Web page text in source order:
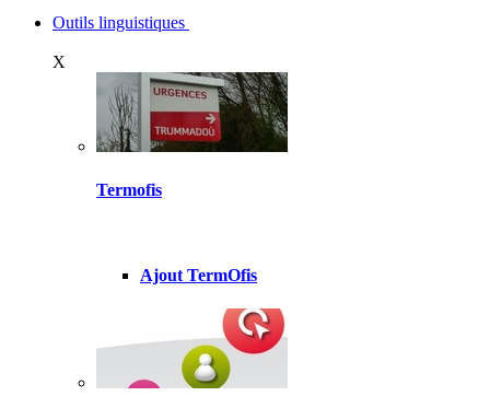
Outils linguistiques
X
Termofis
Ajout TermOfis